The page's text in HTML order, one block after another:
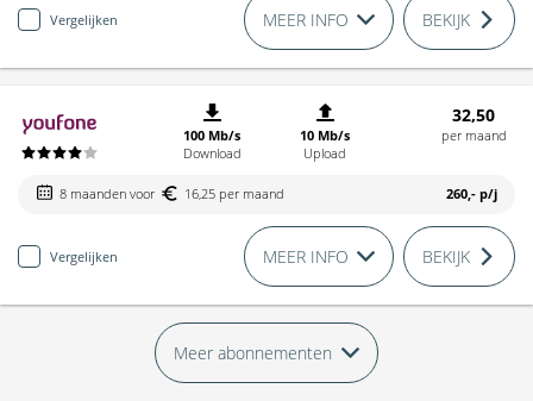
Vergelijken MEER INFO BEKIJK
100 Mb/s
Download
10 Mb/s
Upload
32,50
per maand
8 maanden voor 16,25 per maand 260,- p/j
Vergelijken MEER INFO BEKIJK
Meer abonnementen